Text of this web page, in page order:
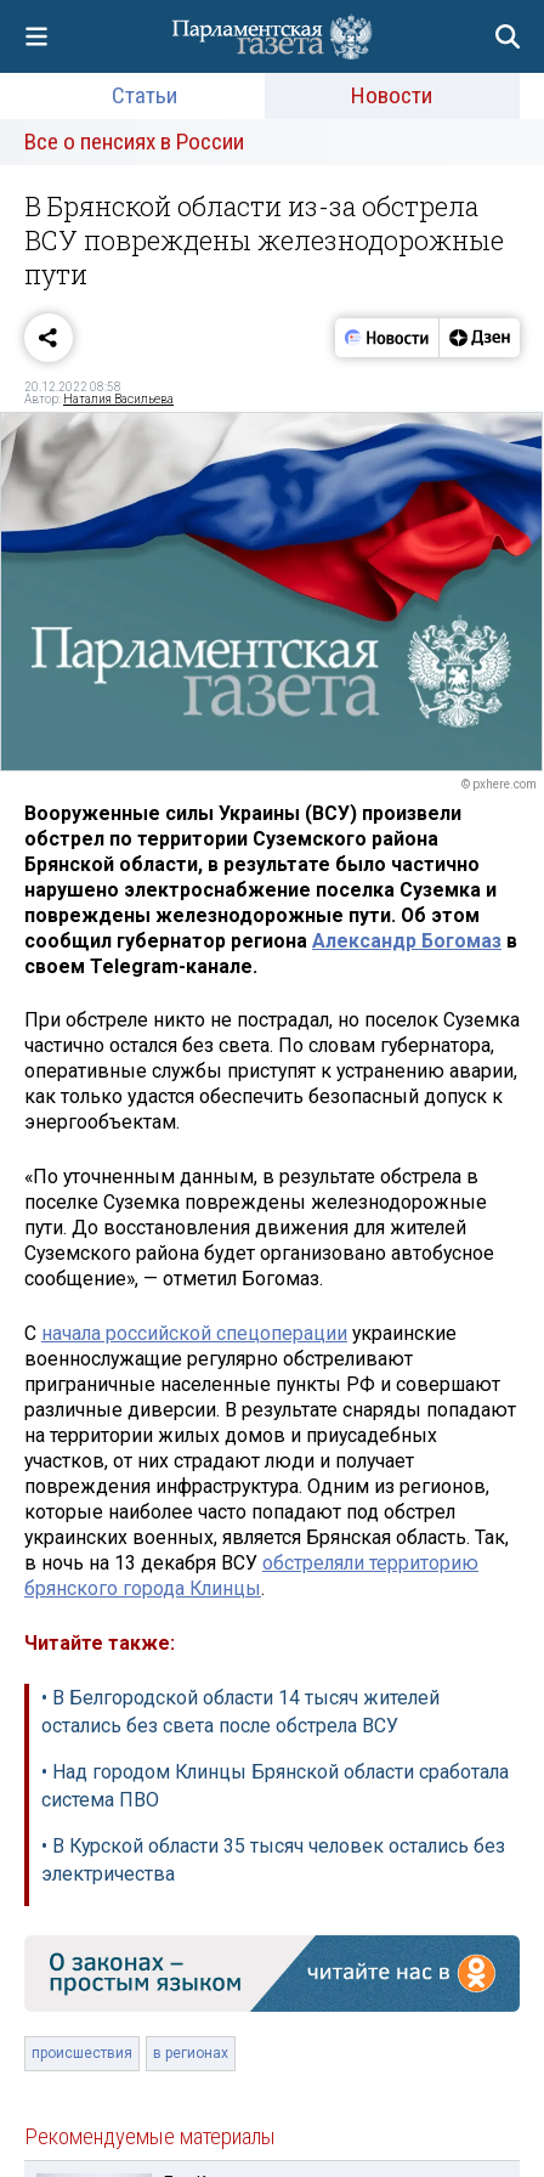
Статьи
Новости
Все о пенсиях в России
В Брянской области из-за обстрела
ВСУ повреждены железнодорожные
пути
20.12.2022 08:58
Автор: Наталия Васильева
© pxhere.com
Вооруженные силы Украины (ВСУ) произвели
обстрел по территории Суземского района
Брянской области, в результате было частично
нарушено электроснабжение поселка Суземка и
повреждены железнодорожные пути. Об этом
сообщил губернатор региона Александр Богомаз в
своем Telegram-канале.
При обстреле никто не пострадал, но поселок Суземка
частично остался без света. По словам губернатора,
оперативные службы приступят к устранению аварии,
как только удастся обеспечить безопасный допуск к
энергообъектам.
«По уточненным данным, в результате обстрела в
поселке Суземка повреждены железнодорожные
пути. До восстановления движения для жителей
Суземского района будет организовано автобусное
сообщение», — отметил Богомаз.
С начала российской спецоперации украинские
военнослужащие регулярно обстреливают
приграничные населенные пункты РФ и совершают
различные диверсии. В результате снаряды попадают
на территории жилых домов и приусадебных
участков, от них страдают люди и получает
повреждения инфраструктура. Одним из регионов,
которые наиболее часто попадают под обстрел
украинских военных, является Брянская область. Так,
в ночь на 13 декабря ВСУ обстреляли территорию
брянского города Клинцы.
Читайте также:
• В Белгородской области 14 тысяч жителей
остались без света после обстрела ВСУ
• Над городом Клинцы Брянской области сработала
система ПВО
• В Курской области 35 тысяч человек остались без
электричества
происшествия в регионах
Рекомендуемые материалы